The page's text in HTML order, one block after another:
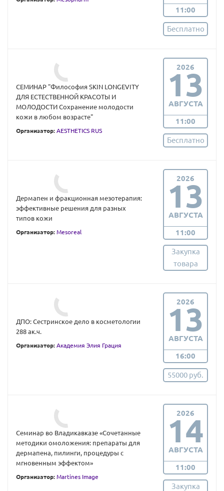
11:00
Бесплатно
СЕМИНАР "Философия SKIN LONGEVITY
ДЛЯ ЕСТЕСТВЕННОЙ КРАСОТЫ И
МОЛОДОСТИ Сохранение молодости
кожи в любом возрасте"
Организатор: AESTHETICS RUS
2026
13
АВГУСТА
11:00
Бесплатно
Дермапен и фракционная мезотерапия:
эффективные решения для разных
типов кожи
Организатор: Mesoreal
2026
13
АВГУСТА
11:00
Закупка
товара
ДПО: Сестринское дело в косметологии
288 ак.ч.
Организатор: Академия Элия Грация
2026
13
АВГУСТА
16:00
55000 руб.
Семинар во Владикавказе «Сочетанные
методики омоложения: препараты для
дермапена, пилинги, процедуры с
мгновенным эффектом»
Организатор: Martines Image
2026
14
АВГУСТА
11:00
Закупка